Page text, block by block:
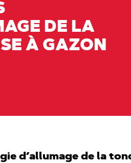
DE LA
À GAZON
d’allumage de la